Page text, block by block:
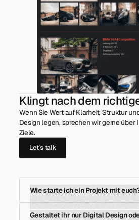
Klingt nach dem
Wenn Sie Wert auf Klarheit, Struktur
Design legen, sprechen wir gerne über
Ziele.
Let´s talk
Wie starte ich ein Projekt mit
Gestaltet ihr nur Digital Design